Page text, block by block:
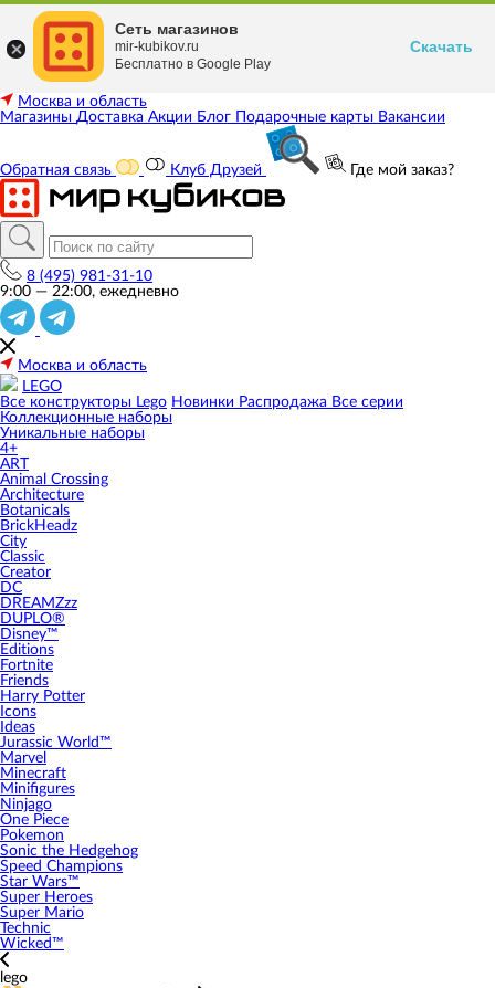
Москва и область
Магазины Доставка Акции Блог Подарочные карты Вакансии
Обратная связь Клуб Друзей Где мой заказ?
8 (495) 981-31-10
9:00 — 22:00, ежедневно
Москва и область
LEGO
Все конструкторы Lego Новинки Распродажа Все серии
Коллекционные наборы
Уникальные наборы
4+
ART
Animal Crossing
Architecture
Botanicals
BrickHeadz
City
Classic
Creator
DC
DREAMZzz
DUPLO®
Disney™
Editions
Fortnite
Friends
Harry Potter
Icons
Ideas
Jurassic World™
Marvel
Minecraft
Minifigures
Ninjago
One Piece
Pokemon
Sonic the Hedgehog
Speed Champions
Star Wars™
Super Heroes
Super Mario
Technic
Wicked™
lego
Сеть магазинов
mir-kubikov.ru
Бесплатно в Google Play
Скачать